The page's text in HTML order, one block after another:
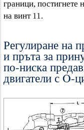
граници, постигнете
на винт 11.
Регулиране на
и пръта за
по-ниска
двигатели с O-